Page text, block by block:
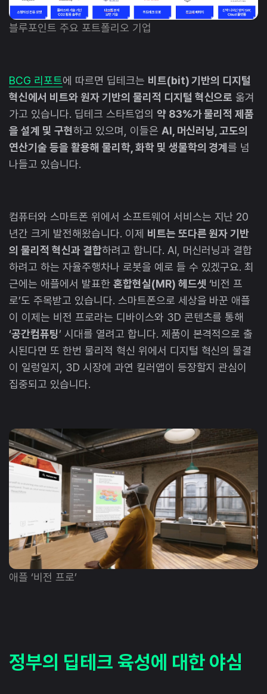
블루포인트 주요 포트폴리오 기업
BCG 리포트에 따르면 딥테크는 비트(bit) 기반의 디지털
혁신에서 비트와 원자 기반의 물리적 디지털 혁신으로 옮겨
가고 있습니다. 딥테크 스타트업의 약 83%가 물리적 제품
을 설계 및 구현하고 있으며, 이들은 AI, 머신러닝, 고도의
연산기술 등을 활용해 물리학, 화학 및 생물학의 경계를 넘
나들고 있습니다.
컴퓨터와 스마트폰 위에서 소프트웨어 서비스는 지난 20
년간 크게 발전해왔습니다. 이제 비트는 또다른 원자 기반
의 물리적 혁신과 결합하려고 합니다. AI, 머신러닝과 결합
하려고 하는 자율주행차나 로봇을 예로 들 수 있겠구요. 최
근에는 애플에서 발표한 혼합현실(MR) 헤드셋 ‘비전 프
로’도 주목받고 있습니다. 스마트폰으로 세상을 바꾼 애플
이 이제는 비전 프로라는 디바이스와 3D 콘텐츠를 통해
‘공간컴퓨팅’ 시대를 열려고 합니다. 제품이 본격적으로 출
시된다면 또 한번 물리적 혁신 위에서 디지털 혁신의 물결
이 일렁일지, 3D 시장에 과연 킬러앱이 등장할지 관심이
집중되고 있습니다.
애플 ‘비전 프로’
정부의 딥테크 육성에 대한 야심